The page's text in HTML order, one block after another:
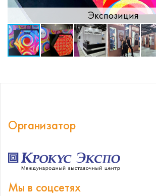
Экспозиция
Организатор
Мы в соцсетях